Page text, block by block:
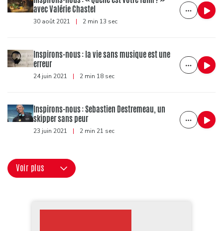
avec Valérie Chastel
30 août 2021 | 2 min 13 sec
Inspirons-nous : la vie sans musique est une
erreur
24 juin 2021 | 2 min 18 sec
Inspirons-nous : Sebastien Destremeau, un
skipper sans peur
23 juin 2021 | 2 min 21 sec
Voir plus